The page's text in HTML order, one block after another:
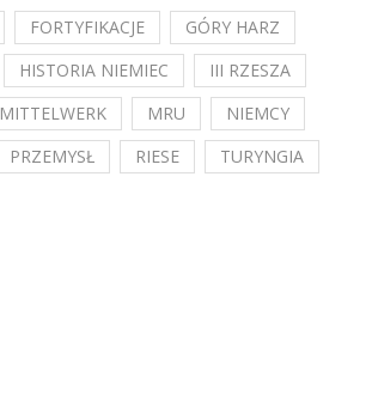
FORTYFIKACJE
GÓRY HARZ
HISTORIA NIEMIEC
III RZESZA
MITTELWERK MRU
NIEMCY
PRZEMYSŁ RIESE TURYNGIA